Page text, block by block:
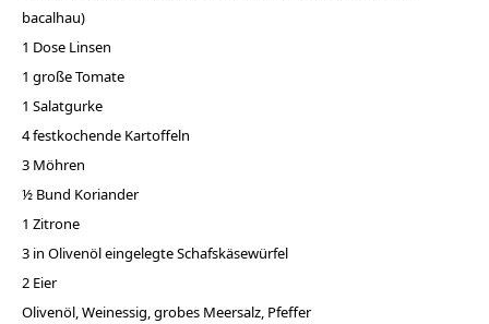
bacalhau)
1 Dose Linsen
1 große Tomate
1 Salatgurke
4 festkochende Kartoffeln
3 Möhren
½ Bund Koriander
1 Zitrone
3 in Olivenöl eingelegte Schafskäsewürfel
2 Eier
Olivenöl, Weinessig, grobes Meersalz, Pfeffer